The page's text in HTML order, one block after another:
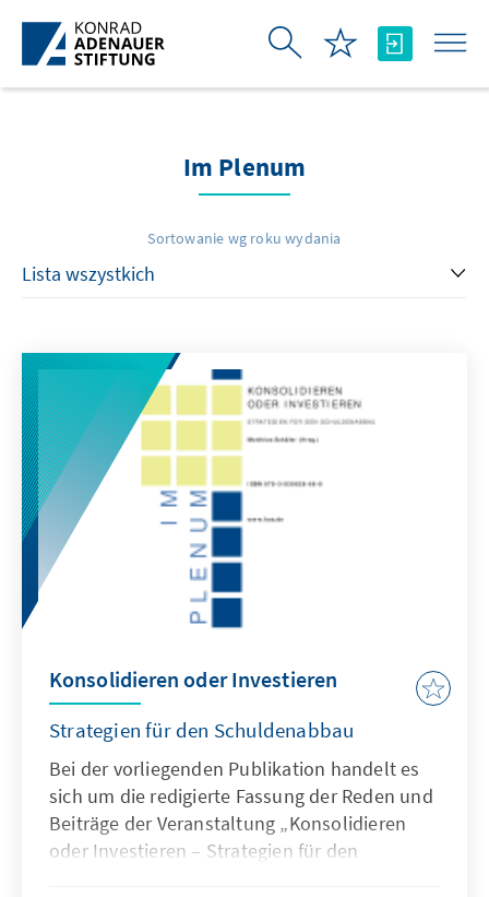
Skip to Main Content
Im Plenum
Sortowanie wg roku wydania
Konsolidieren oder Investieren
Strategien für den Schuldenabbau
Bei der vorliegenden Publikation handelt es
sich um die redigierte Fassung der Reden und
Beiträge der Veranstaltung „Konsolidieren
oder Investieren – Strategien für den